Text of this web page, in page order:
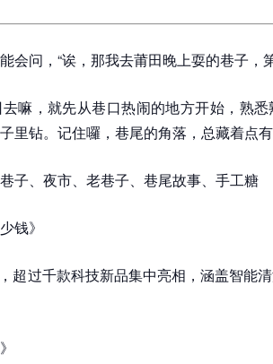
会问，“诶，那我去莆田晚上耍的巷子，
嘛，就先从巷口热闹的地方开始，熟
里钻。记住囉，巷尾的角落，总藏着点
子、夜市、老巷子、巷尾故事、手工糖
钱》
超过千款科技新品集中亮相，涵盖智能